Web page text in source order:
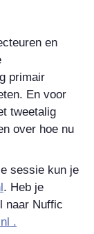
en
primair
En voor
tweetalig
over hoe nu
sessie kun je
. Heb je
naar Nuffic
.